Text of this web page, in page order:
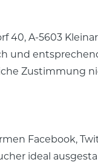
40, A-5603
und
Zustimmung
Facebook,
ideal